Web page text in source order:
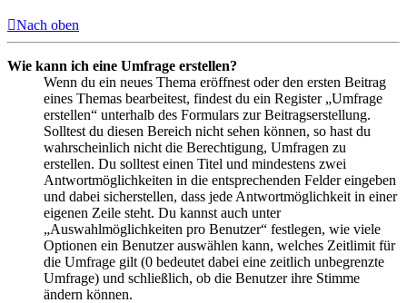
Nach oben
Wie kann ich eine Umfrage erstellen?
Wenn du ein neues Thema eröffnest oder den ersten Beitrag
eines Themas bearbeitest, findest du ein Register „Umfrage
erstellen“ unterhalb des Formulars zur Beitragserstellung.
Solltest du diesen Bereich nicht sehen können, so hast du
wahrscheinlich nicht die Berechtigung, Umfragen zu
erstellen. Du solltest einen Titel und mindestens zwei
Antwortmöglichkeiten in die entsprechenden Felder eingeben
und dabei sicherstellen, dass jede Antwortmöglichkeit in einer
eigenen Zeile steht. Du kannst auch unter
„Auswahlmöglichkeiten pro Benutzer“ festlegen, wie viele
Optionen ein Benutzer auswählen kann, welches Zeitlimit für
die Umfrage gilt (0 bedeutet dabei eine zeitlich unbegrenzte
Umfrage) und schließlich, ob die Benutzer ihre Stimme
ändern können.